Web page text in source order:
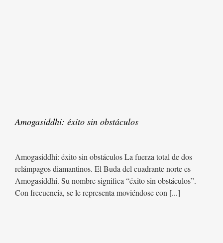
Amogasiddhi: éxito sin obstáculos
Amogasiddhi: éxito sin obstáculos La fuerza total de dos
relámpagos diamantinos. El Buda del cuadrante norte es
Amogasiddhi. Su nombre significa “éxito sin obstáculos”.
Con frecuencia, se le representa moviéndose con [...]